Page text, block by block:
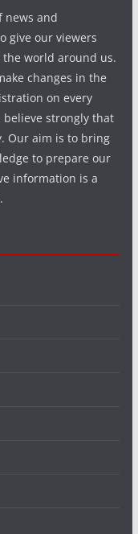
news and
give our viewers
world around us.
changes in the
on every
believe strongly that
Our aim is to bring
to prepare our
information is a